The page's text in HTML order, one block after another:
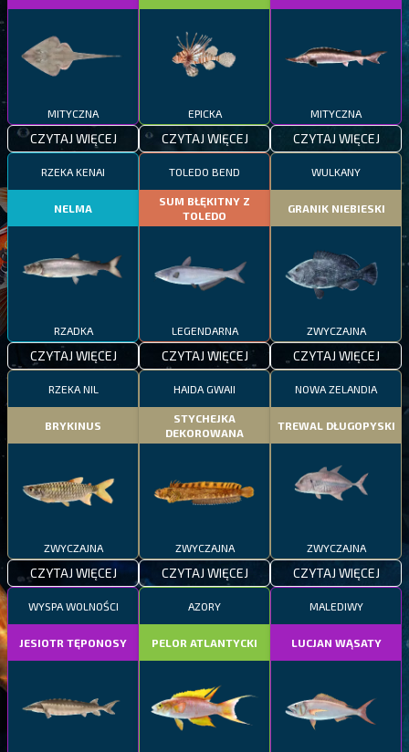
MITYCZNA
CZYTAJ WIĘCEJ
EPICKA
CZYTAJ WIĘCEJ
MITYCZNA
CZYTAJ WIĘCEJ
RZEKA KENAI
NELMA
RZADKA
CZYTAJ WIĘCEJ
TOLEDO BEND
SUM BŁĘKITNY Z
TOLEDO
LEGENDARNA
CZYTAJ WIĘCEJ
WULKANY
GRANIK NIEBIESKI
ZWYCZAJNA
CZYTAJ WIĘCEJ
RZEKA NIL
BRYKINUS
ZWYCZAJNA
CZYTAJ WIĘCEJ
HAIDA GWAII
STYCHEJKA
DEKOROWANA
ZWYCZAJNA
CZYTAJ WIĘCEJ
NOWA ZELANDIA
TREWAL DŁUGOPYSKI
ZWYCZAJNA
CZYTAJ WIĘCEJ
WYSPA WOLNOŚCI
JESIOTR TĘPONOSY
AZORY
PELOR ATLANTYCKI
MALEDIWY
LUCJAN WĄSATY